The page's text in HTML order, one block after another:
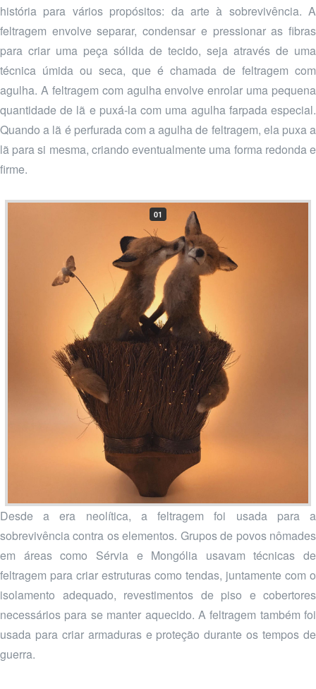
história para vários propósitos: da arte à sobrevivência. A
feltragem envolve separar, condensar e pressionar as fibras
para criar uma peça sólida de tecido, seja através de uma
técnica úmida ou seca, que é chamada de feltragem com
agulha. A feltragem com agulha envolve enrolar uma pequena
quantidade de lã e puxá-la com uma agulha farpada especial.
Quando a lã é perfurada com a agulha de feltragem, ela puxa a
lã para si mesma, criando eventualmente uma forma redonda e
firme.
01
Desde a era neolítica, a feltragem foi usada para a
sobrevivência contra os elementos. Grupos de povos nômades
em áreas como Sérvia e Mongólia usavam técnicas de
feltragem para criar estruturas como tendas, juntamente com o
isolamento adequado, revestimentos de piso e cobertores
necessários para se manter aquecido. A feltragem também foi
usada para criar armaduras e proteção durante os tempos de
guerra.